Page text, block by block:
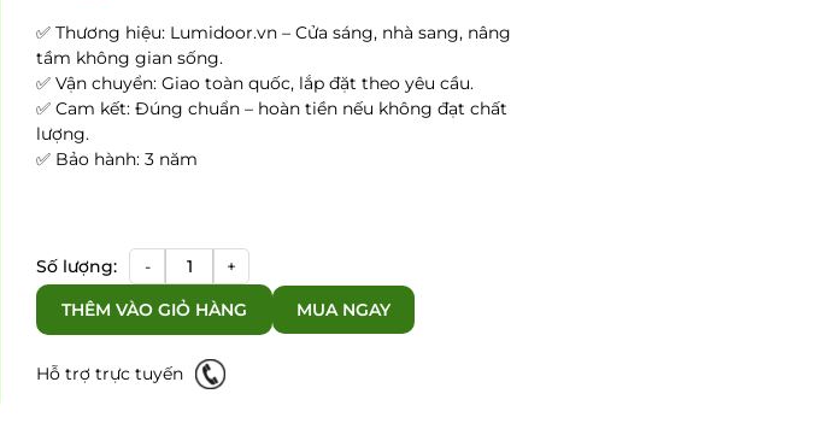
✅ Thương hiệu: Lumidoor.vn – Cửa sáng, nhà sang, nâng
tầm không gian sống.
✅ Vận chuyển: Giao toàn quốc, lắp đặt theo yêu cầu.
✅ Cam kết: Đúng chuẩn – hoàn tiền nếu không đạt chất
lượng.
✅ Bảo hành: 3 năm
Số lượng: -
Cửa
đi
mở
trượt
lượng
+
THÊM VÀO GIỎ HÀNG MUA NGAY
Hỗ trợ trực tuyến